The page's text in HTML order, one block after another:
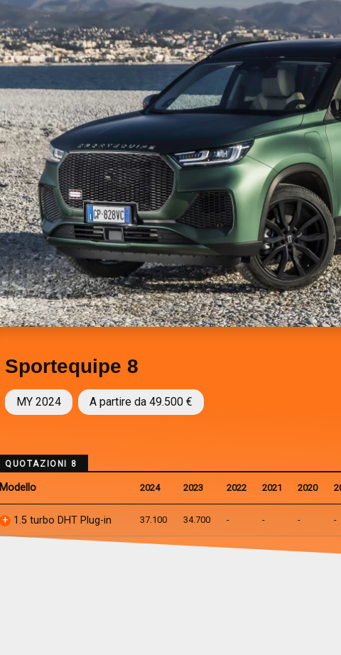
Sportequipe 8
MY 2024 A partire da 49.500 €
QUOTAZIONI 8
Modello 2024 2023 2022 2021 2020
1.5 turbo DHT Plug-in 37.100 34.700 - - - -